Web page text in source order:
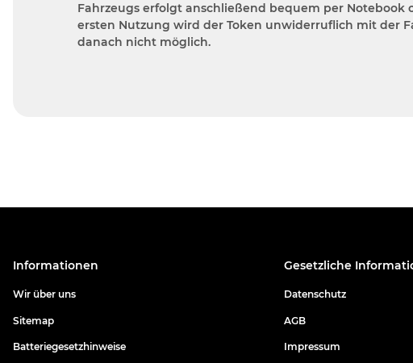
Fahrzeugs erfolgt anschließend bequem per
ersten Nutzung wird der Token unwiderruflich mit der
danach nicht möglich.
Informationen
Wir über uns
Sitemap
Batteriegesetzhinweise
Gesetzliche
Datenschutz
AGB
Impressum